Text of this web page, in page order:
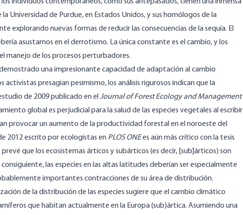
individuos contemporáneos, como sus antepasados, tienen una inmensa
la Universidad de Purdue, en Estados Unidos, y sus homólogos de la
explorando nuevas formas de reducir las consecuencias de la sequía. El
asustarnos en el derrotismo. La única constante es el cambio, y los
manejo de los procesos perturbadores.
una impresionante capacidad de adaptación al cambio
activistas presagian pesimismo, los análisis rigurosos indican que la
de 2009 publicado en elJournal ofForest Ecology and Management
global es perjudicial para la salud de las especies vegetales al escribir
provocar un aumento de la productividad forestal en el noroeste del
2012 escrito porecologistas en PLOS ONEes aún más crítico con la tesis
que los ecosistemas árticos y subárticos (es decir, [sub]árticos) son
las especies en las altas latitudes deberían ser especialmente
importantes contracciones de su área de distribución.
de la distribución de las especies sugiere que el cambio climático
que habitan actualmente en la Europa (sub)ártica. Asumiendo una